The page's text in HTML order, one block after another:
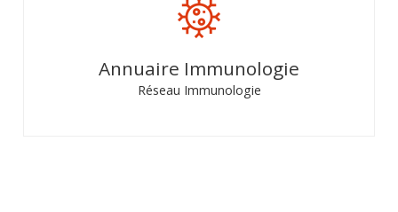
Annuaire Immunologie
Réseau Immunologie